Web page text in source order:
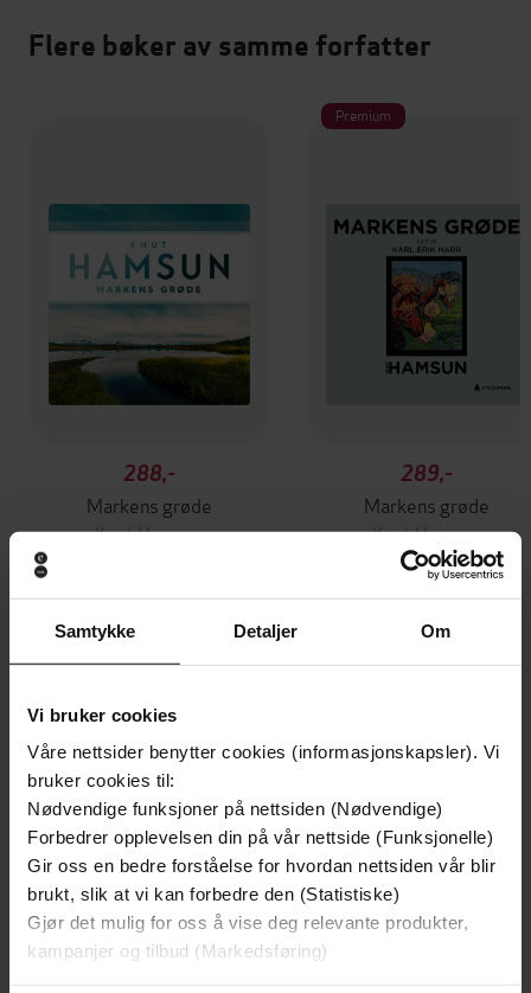
Samtykke Detaljer Om
Vi bruker cookies
Våre nettsider benytter cookies (informasjonskapsler). Vi
bruker cookies til:
Nødvendige funksjoner på nettsiden (Nødvendige)
Forbedrer opplevelsen din på vår nettside (Funksjonelle)
Gir oss en bedre forståelse for hvordan nettsiden vår blir
brukt, slik at vi kan forbedre den (Statistiske)
Gjør det mulig for oss å vise deg relevante produkter,
kampanjer og tilbud (Markedsføring)
Flere bøker av samme forfatter
288,-
Markens grøde
Knut Hamsun
Premium
289,-
Markens grøde
Knut Hamsun
LYDBOK
Premium